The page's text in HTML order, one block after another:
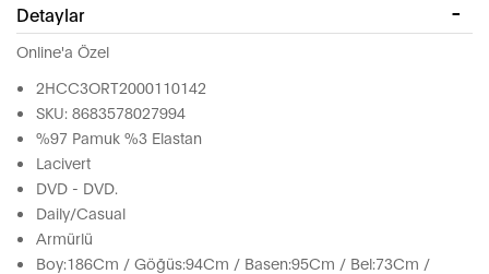
Detaylar
Online'a Özel
2HCC3ORT2000110142
SKU: 8683578027994
%97 Pamuk %3 Elastan
Lacivert
DVD - DVD.
Daily/Casual
Armürlü
Boy:186Cm / Göğüs:94Cm / Basen:95Cm / Bel:73Cm /